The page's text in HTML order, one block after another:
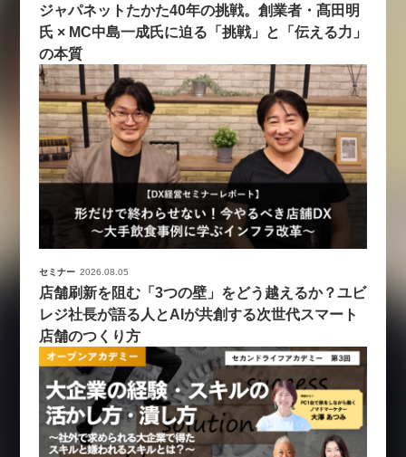
ジャパネットたかた40年の挑戦。創業者・髙田明
氏 × MC中島一成氏に迫る「挑戦」と「伝える力」
の本質
セミナー 2026.08.05
店舗刷新を阻む「3つの壁」をどう越えるか？ユビ
レジ社長が語る人とAIが共創する次世代スマート
店舗のつくり方